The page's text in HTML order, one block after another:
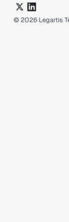
©2026Legartis